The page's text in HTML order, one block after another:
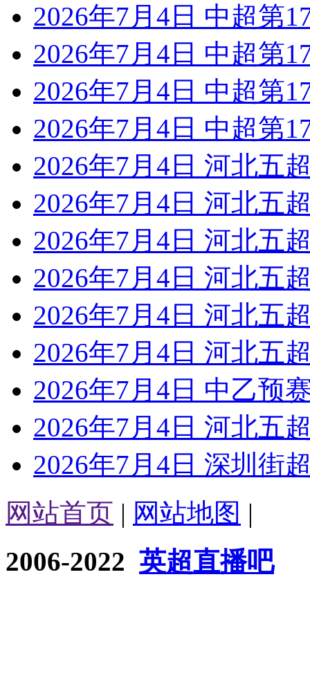
2026年7月4日 中超第
2026年7月4日 中超第
2026年7月4日 中超第
2026年7月4日 中超第
2026年7月4日 河北五
2026年7月4日 河北五
2026年7月4日 河北五
2026年7月4日 河北五
2026年7月4日 河北五
2026年7月4日 河北五
2026年7月4日 中乙预
2026年7月4日 河北五
2026年7月4日 深圳街
网站首页 | 网站地图 |
2006-2022 英超直播吧